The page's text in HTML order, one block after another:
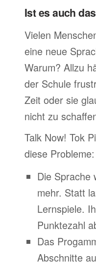
Ist es auch
Vielen
eine neue
Warum? Allzu
der Schule
Zeit oder sie
nicht zu
Talk Now! Tok
diese Probleme:
Die Sprache
mehr. Statt
Lernspiele.
Punktezahl
Das
Abschnitte